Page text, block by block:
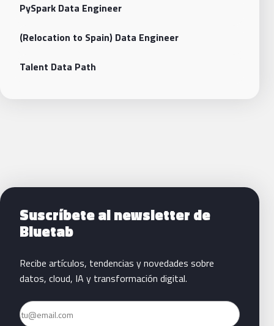
PySpark Data Engineer
(Relocation to Spain) Data Engineer
Talent Data Path
Siguientes pasos con Bluetab
Suscríbete al newsletter de
Bluetab
Recibe artículos, tendencias y novedades sobre
datos, cloud, IA y transformación digital.
Email